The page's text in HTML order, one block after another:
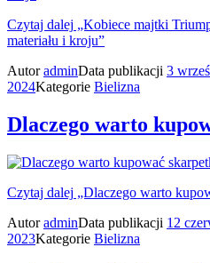
Czytaj dalej „Kobiece majtki
materiału i kroju”
AutoradminData publikacji 3
2024Kategorie Bielizna
Dlaczego warto
Czytaj dalej „Dlaczego warto
AutoradminData publikacji 12
2023Kategorie Bielizna